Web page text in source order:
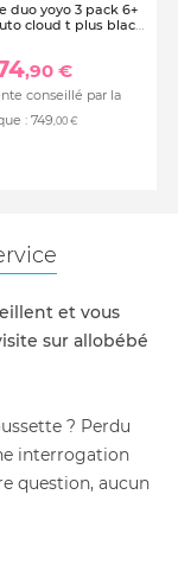
duo yoyo 3 pack 6+
cloud t plus black
,90 €
conseillé par la
: 749,00 €
et vous
sur allobébé
? Perdu
interrogation
question, aucun